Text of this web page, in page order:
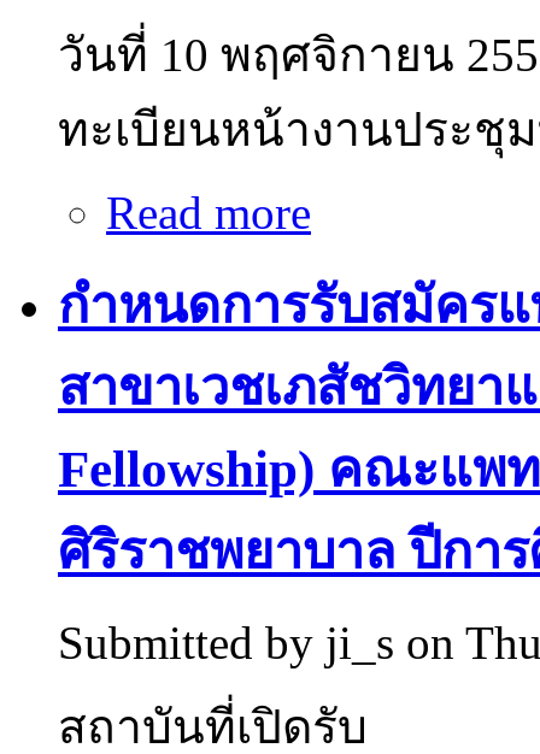
วันที่ 10 พฤศจิกายน
ทะเบียนหน้างานประชุ
Read more
กำหนดการรับสมัคร
สาขาเวชเภสัชวิทยา
Fellowship) คณะแพ
ศิริราชพยาบาล ปีกา
Submitted by ji_s on
สถาบันที่เปิดรับ